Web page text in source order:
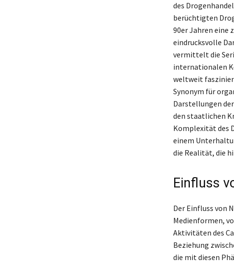
des
berüchtigten
90er Jahren eine
eindrucksvolle
vermittelt die
internationalen
weltweit
Synonym für
Darstellungen
den staatlichen
Komplexität des
einem
die Realität, die
Einfluss
Der Einfluss von
Medienformen,
Aktivitäten des
Beziehung
die mit diesen